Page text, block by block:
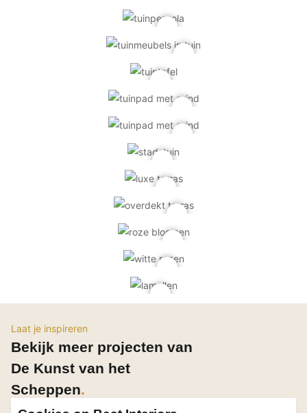
Natuursteen en keramiek
Binnenzwembaden
Wellness
Wijnkelder en wijnkasten
Laat je inspireren
Bekijk meer projecten van
De Kunst van het
Scheppen